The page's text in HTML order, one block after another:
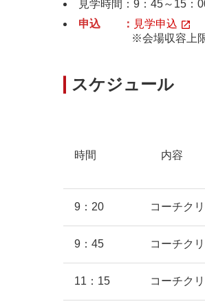
見学時間：9：45～
申込 ： 見学申込
※会場収容上限人数
スケジュール
時間 内容
9：20 コーチク
9：45 コーチク
11：15 コーチク